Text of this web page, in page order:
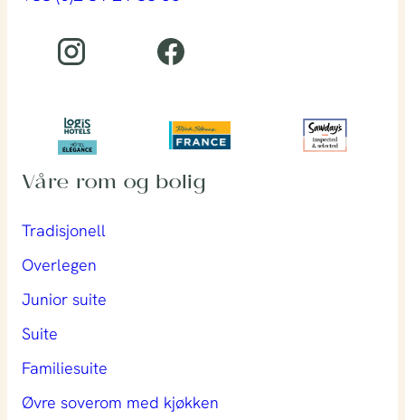
Våre rom og bolig
Tradisjonell
Overlegen
Junior suite
Suite
Familiesuite
Øvre soverom med kjøkken